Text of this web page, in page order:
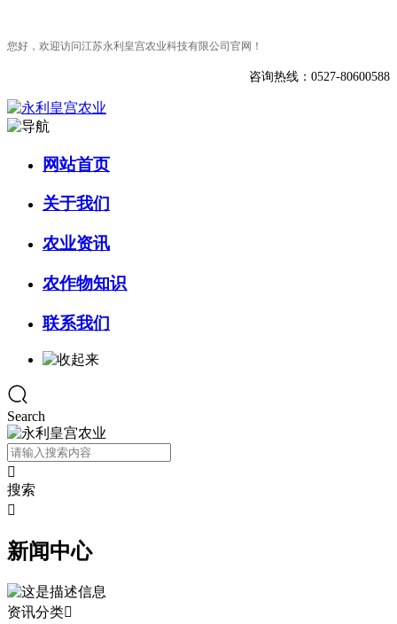
您好，欢迎访问江苏永利皇宫农业科技有限公司官网！
咨询热线：0527-80600588
网站首页
关于我们
农业资讯
农作物知识
联系我们
Search

搜索

新闻中心
资讯分类